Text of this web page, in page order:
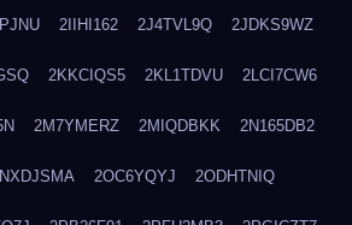
2IIHI162 2J4TVL9Q 2JDKS9WZ
2KKCIQS5 2KL1TDVU 2LCI7CW6
2M7YMERZ 2MIQDBKK 2N165DB2
2OC6YQYJ 2ODHTNIQ